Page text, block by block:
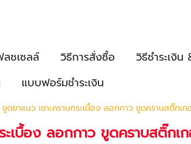
ชเซลล์ วิธีการสั่งซื้อ วิธีชำระเงิน
แบบฟอร์มชำระเงิน
ยาแนว เซาะคราบกระเบื้อง ลอกกาว ขูดคราบสติ๊ก
เบื้อง ลอกกาว ขูดคราบสติ๊ก